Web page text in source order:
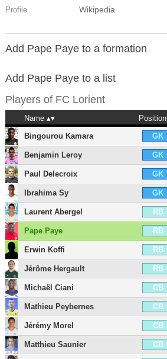
Profile Wikipedia
Add Pape Paye to a formation
Add Pape Paye to a list
Players of FC Lorient
Name Position
Bingourou Kamara
GK
Benjamin Leroy GK
Paul Delecroix GK
Ibrahima Sy GK
Laurent Abergel RB
Pape Paye RB
Erwin Koffi RB
Jérôme Hergault RB
Michaël Ciani CB
Mathieu Peybernes CB
Jérémy Morel CB
Matthieu Saunier CB